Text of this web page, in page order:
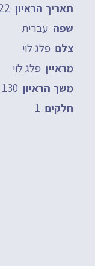
תאריך הראיון
שפה עברית
צלם פלג לוי
מראיין פלג לוי
משך הראיון
חלקים